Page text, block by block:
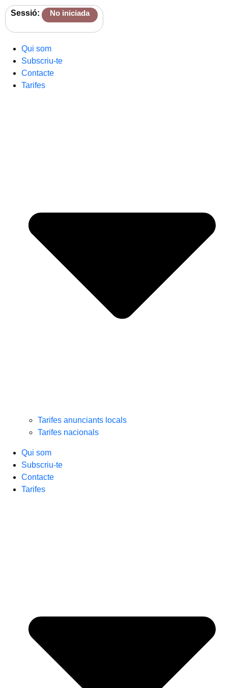
Sessió: No iniciada
Qui som
Subscriu-te
Contacte
Tarifes
Tarifes anunciants locals
Tarifes nacionals
Qui som
Subscriu-te
Contacte
Tarifes